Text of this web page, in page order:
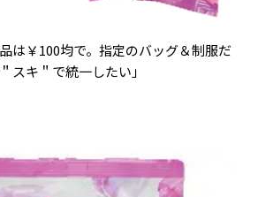
は￥100均で。指定のバッグ＆制服だ
スキ＂で統一したい」